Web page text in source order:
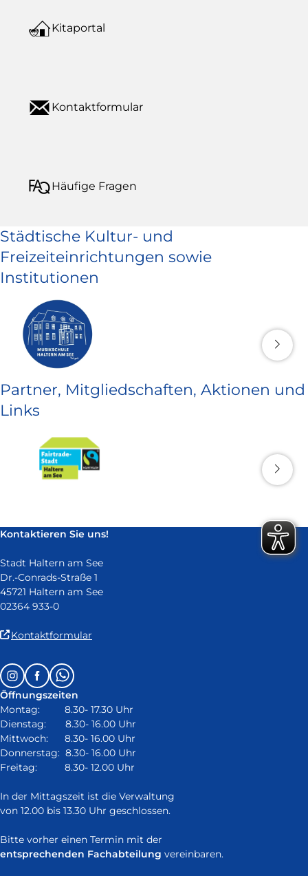
Kitaportal
Kontaktformular
Häufige Fragen
Städtische Kultur- und
Freizeiteinrichtungen sowie
Institutionen
Partner, Mitgliedschaften, Aktionen und
Links
Kontaktieren Sie uns!
Stadt Haltern am See
Dr.-Conrads-Straße 1
45721 Haltern am See
02364 933-0
Kontaktformular
in
neuem
Fenster)
Follow
us
on:
InstagramFacebookWhatsapp
Öffnungszeiten
Montag: 8.30- 17.30 Uhr
Dienstag: 8.30- 16.00 Uhr
Mittwoch: 8.30- 16.00 Uhr
Donnerstag: 8.30- 16.00 Uhr
Freitag: 8.30- 12.00 Uhr
In der Mittagszeit ist die Verwaltung
von 12.00 bis 13.30 Uhr geschlossen.
Bitte vorher einen Termin mit der
entsprechenden Fachabteilung vereinbaren.